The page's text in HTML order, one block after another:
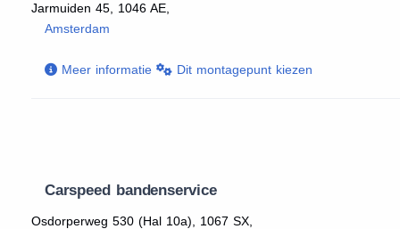
Jarmuiden 45, 1046 AE,
Amsterdam
Meer informatie Dit montagepunt kiezen
Carspeed bandenservice
Osdorperweg 530 (Hal 10a), 1067 SX,